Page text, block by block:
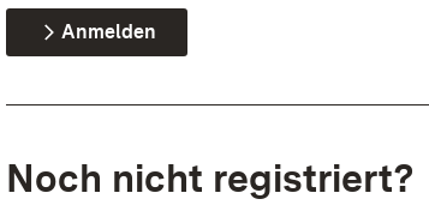
Anmelden
Noch nicht registriert?